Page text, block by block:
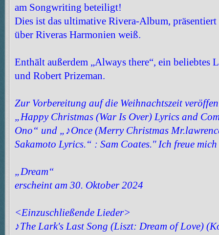
am Songwriting beteiligt!
Dies ist das ultimative Rivera-Album,
über Riveras Harmonien weiß.
Enthält außerdem „Always there“, ein beliebtes
und Robert Prizeman.
Zur Vorbereitung auf die Weihnachtszeit
„Happy Christmas (War Is Over) Lyrics and
Ono“ und „♪Once (Merry Christmas
Sakamoto Lyrics.“ : Sam Coates.'' Ich freue
„Dream“
erscheint am 30. Oktober 2024
<Einzuschließende Lieder>
♪The Lark's Last Song (Liszt: Dream of Love)